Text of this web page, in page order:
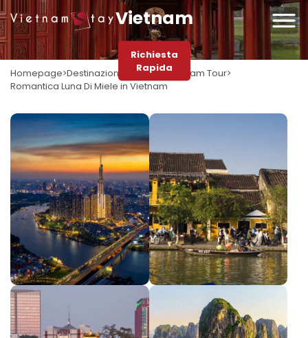
Vietnam
Richiesta
Rapida
Homepage Destinazioni Vietnam Vietnam Tour
Romantica Luna Di Miele in Vietnam